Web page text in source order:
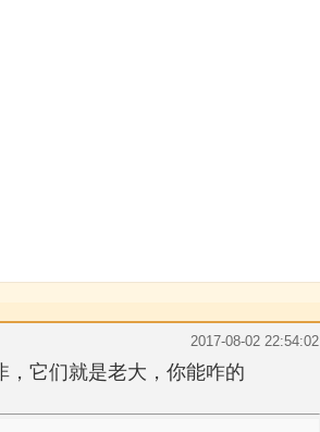
2017-08-02 22:54:02
，它们就是老大，你能咋的